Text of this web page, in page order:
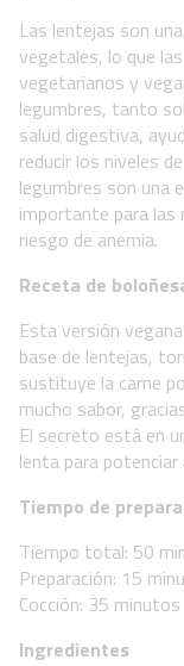
Las lentejas son
vegetales, lo que
vegetarianos y
legumbres, tanto
salud digestiva,
reducir los niveles
legumbres son una
importante para las
riesgo de anemia.
Receta de
Esta versión
base de lentejas,
sustituye la carne
mucho sabor,
El secreto está en
lenta para
Tiempo de
Tiempo total: 50
Preparación: 15
Cocción: 35 minutos
Ingredientes